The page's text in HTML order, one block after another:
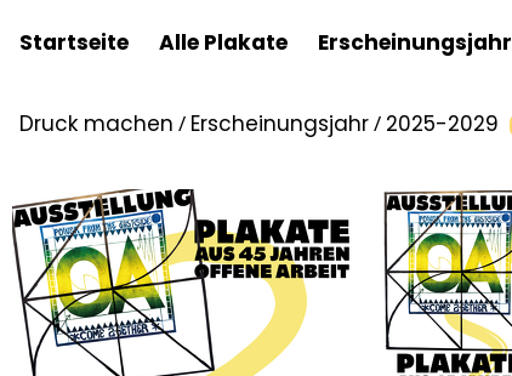
Startseite Alle Plakate Erscheinungsjahr
Druck machen / Erscheinungsjahr/ 2025-2029